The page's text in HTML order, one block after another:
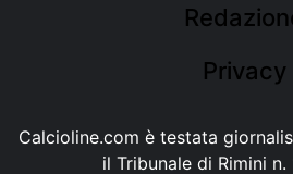
Privacy
Calcioline.com è testata
il Tribunale di Rimini